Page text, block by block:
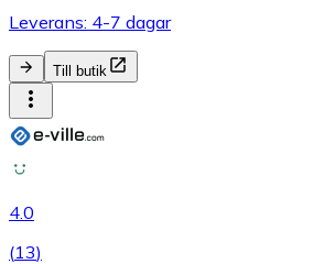
Leverans: 4-7 dagar
Till butik
4.0
(13)